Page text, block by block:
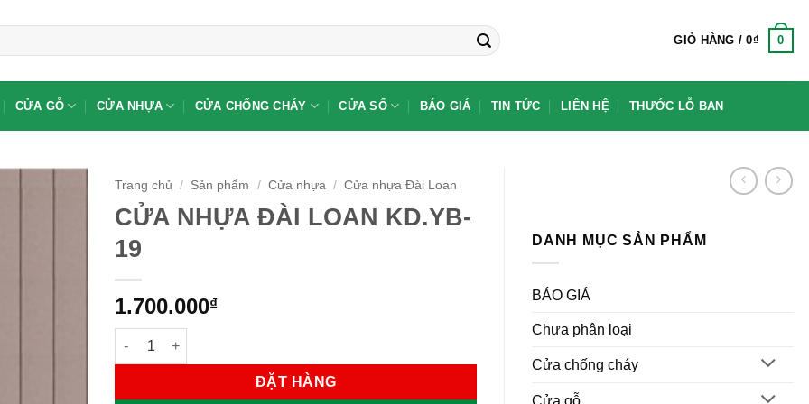
GIỎ HÀNG /0₫ 0
CỬA GỖ CỬA NHỰA CỬA CHỐNG CHÁY CỬA SỔ BÁO GIÁ TIN TỨC LIÊN HỆ THƯỚC LỖ BAN
Trang chủ / Sản phẩm / Cửa nhựa / Cửa nhựa Đài Loan
CỬA NHỰA ĐÀI LOAN KD.YB-
19
1.700.000₫
CỬA NHỰA ĐÀI LOAN KD.YB-19 số lượng
ĐẶT HÀNG
DANH MỤC SẢN PHẨM
BÁO GIÁ
Chưa phân loại
Cửa chống cháy
Cửa gỗ